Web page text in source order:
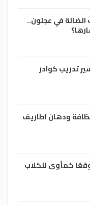
في عجلون..
تدريب كوادر
ودهان اطاريف
كمأوى للكلاب